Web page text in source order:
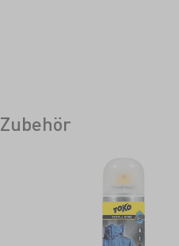
Zubehör